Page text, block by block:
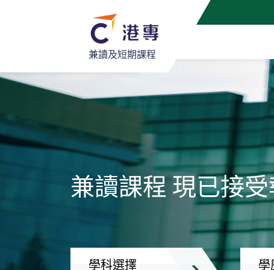
兼讀及短期課程
兼讀課程 現已接
學科選擇 學